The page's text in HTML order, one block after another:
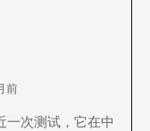
前
次测试，它在中